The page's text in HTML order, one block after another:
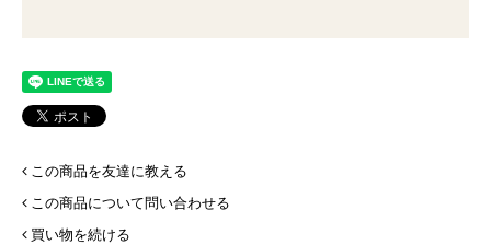
この商品を友達に教える
この商品について問い合わせる
買い物を続ける